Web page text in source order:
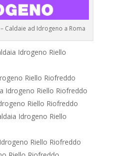
Caldaie ad Idrogeno a Roma
Idrogeno Riello
Riello Riofreddo
Idrogeno Riello Riofreddo
Riello Riofreddo
Idrogeno Riello
Riello Riofreddo